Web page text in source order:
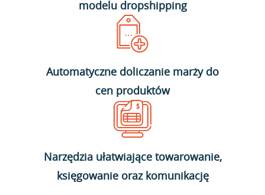
modelu dropshipping
Automatyczne doliczanie marży do
cen produktów
Narzędzia ułatwiające towarowanie,
księgowanie oraz komunikację